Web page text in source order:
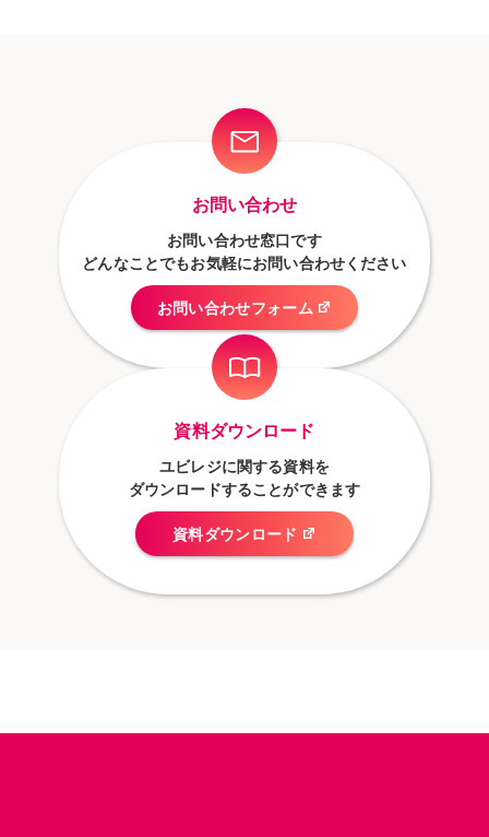
お問い合わせ
お問い合わせ窓口です
どんなことでもお気軽にお問い合わせください
お問い合わせフォーム
資料ダウンロード
ユビレジに関する資料を
ダウンロードすることができます
資料ダウンロード